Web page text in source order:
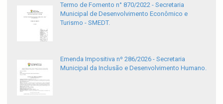
Termo de Fomento n° 870/2022 - Secretaria
Municipal de Desenvolvimento Econômico e
Turismo - SMEDT.
Emenda Impositiva nº 286/2026 - Secretaria
Municipal da Inclusão e Desenvolvimento Humano.